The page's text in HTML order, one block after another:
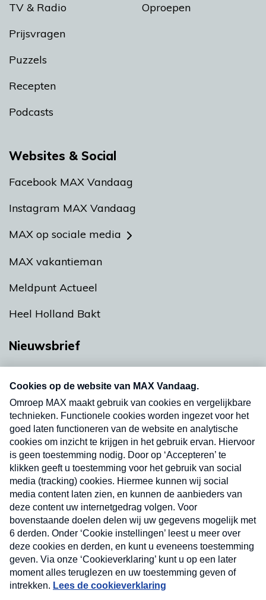
TV & Radio
Prijsvragen
Puzzels
Recepten
Podcasts
Oproepen
Websites & Social
Facebook MAX Vandaag
Instagram MAX Vandaag
MAX op sociale media
MAX vakantieman
Meldpunt Actueel
Heel Holland Bakt
Nieuwsbrief
Neem hier een gratis abonnement op onze
nieuwsbrief. Elke vrijdag- en dinsdagochtend in
uw mailbox.
Verzend
Nieuwsbrief
Neem hier een gratis abonnement op onze
nieuwsbrief. Elke vrijdag- en dinsdagochtend in uw